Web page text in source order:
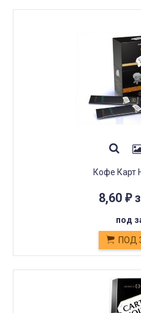
Кофе Карт
8,60 ₽
под
ПОД